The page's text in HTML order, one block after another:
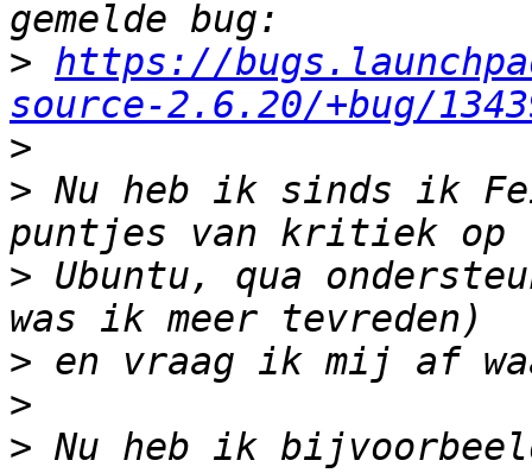
> https://
source-2.6.20/+bug/
>
> Nu heb ik sinds ik
> Ubuntu, qua
>
>
> Nu heb ik